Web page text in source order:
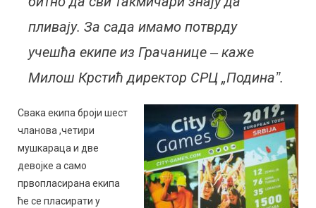
пливају. За сада имамо потврду
учешћа екипе из Грачанице ‒ каже
Милош Крстић директор СРЦ „Подинаˮ.
Свака екипа броји шест
чланова ,четири
мушкараца и две
девојке а само
првопласирана екипа
ће се пласирати у